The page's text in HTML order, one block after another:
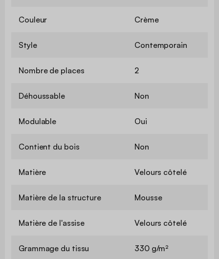
Couleur Crème
Style Contemporain
Nombre de places 2
Déhoussable Non
Modulable Oui
Contient du bois Non
Matière Velours côtelé
Matière de la structure Mousse
Matière de l'assise Velours côtelé
Grammage du tissu 330 g/m²